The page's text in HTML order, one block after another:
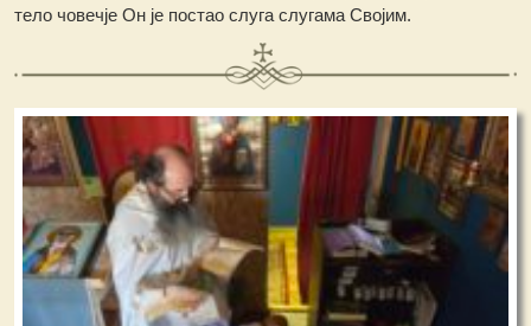
тело човечје Он је постао слуга слугама Својим.